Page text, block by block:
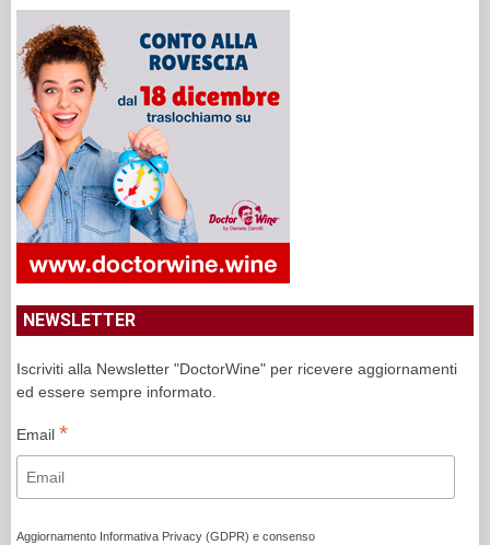
NEWSLETTER
Iscriviti alla Newsletter "DoctorWine" per ricevere aggiornamenti
ed essere sempre informato.
Email *
Aggiornamento Informativa Privacy (GDPR) e consenso